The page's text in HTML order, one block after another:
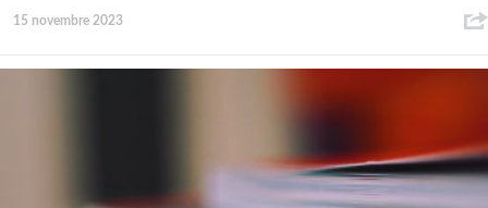
15 novembre 2023